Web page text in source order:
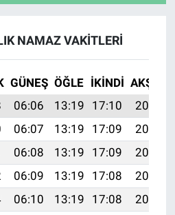
NAMAZ VAKITLERI
GÜNEŞ ÖĞLE İKINDI AKŞAM
06:06 13:19 17:10
20:23
06:07 13:19 17:09
20:22
06:08 13:19 17:09
20:20
06:09 13:19 17:08
20:19
06:10 13:19 17:08
20:18